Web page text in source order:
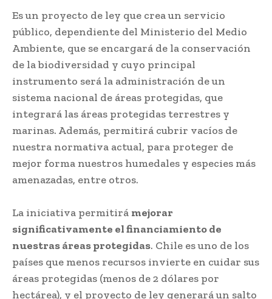
Es un proyecto de ley que crea un servicio
público, dependiente del Ministerio del Medio
Ambiente, que se encargará de la conservación
de la biodiversidad y cuyo principal
instrumento será la administración de un
sistema nacional de áreas protegidas, que
integrará las áreas protegidas terrestres y
marinas. Además, permitirá cubrir vacíos de
nuestra normativa actual, para proteger de
mejor forma nuestros humedales y especies más
amenazadas, entre otros.
La iniciativa permitirá mejorar
significativamente el financiamiento de
nuestras áreas protegidas. Chile es uno de los
países que menos recursos invierte en cuidar sus
áreas protegidas (menos de 2 dólares por
hectárea), y el proyecto de ley generará un salto